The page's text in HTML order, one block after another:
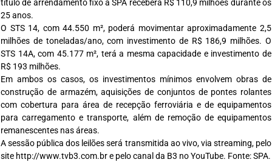
título de arrendamento fixo a SPA receberá R$ 110,9 milhões durante os
25 anos.
O STS 14, com 44.550 m², poderá movimentar aproximadamente 2,5
milhões de toneladas/ano, com investimento de R$ 186,9 milhões. O
STS 14A, com 45.177 m², terá a mesma capacidade e investimento de
R$ 193 milhões.
Em ambos os casos, os investimentos mínimos envolvem obras de
construção de armazém, aquisições de conjuntos de pontes rolantes
com cobertura para área de recepção ferroviária e de equipamentos
para carregamento e transporte, além de remoção de equipamentos
remanescentes nas áreas.
A sessão pública dos leilões será transmitida ao vivo, via streaming, pelo
site http://www.tvb3.com.br e pelo canal da B3 no YouTube. Fonte: SPA.